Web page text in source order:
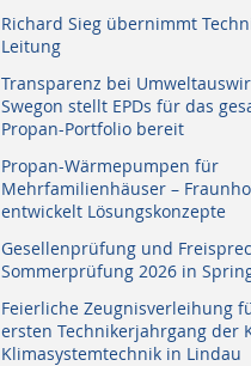
Richard Sieg übernimmt
Leitung
Transparenz bei
Swegon stellt EPDs für das
Propan-Portfolio bereit
Propan-Wärmepumpen für
Mehrfamilienhäuser –
entwickelt Lösungskonzepte
Gesellenprüfung und
Sommerprüfung 2026 in
Feierliche Zeugnisverleihung
ersten Technikerjahrgang der
Klimasystemtechnik in Lindau